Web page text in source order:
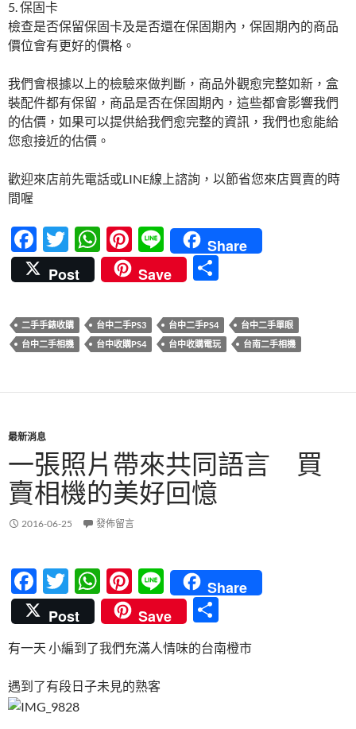
5. 保固卡
檢查是否保留保固卡及是否還在保固期內，保固期內的商品
價位會有更好的價格。
我們會根據以上的檢驗來做判斷，商品外觀愈完整如新，盒
裝配件都有保留，商品是否在保固期內，這些都會影響我們
的估價，如果可以提供給我們愈完整的資訊，我們也愈能給
您愈接近的估價。
歡迎來店前先電話或LINE線上諮詢，以節省您來店買賣的時
間喔
F
ac
e
b
o
k
T
w
itt
er
W
h
at
s
A
p
Pi
nt
er
es
t
Li
n
e
Share
Post
Save
二手手錶收購 台中二手PS3 台中二手PS4
台中二手單眼
台中二手相機
台中收購PS4 台中收購電玩 台南二手相機
最新消息
一張照片帶來共同語言 買
賣相機的美好回憶
2016-06-25 發佈留言
F
ac
e
b
o
o
T
w
itt
er
W
h
at
s
A
Pi
nt
er
es
t
Li
n
e
Share
Post
Save
享
有一天 小編到了我們充滿人情味的台南橙市
遇到了有段日子未見的熟客